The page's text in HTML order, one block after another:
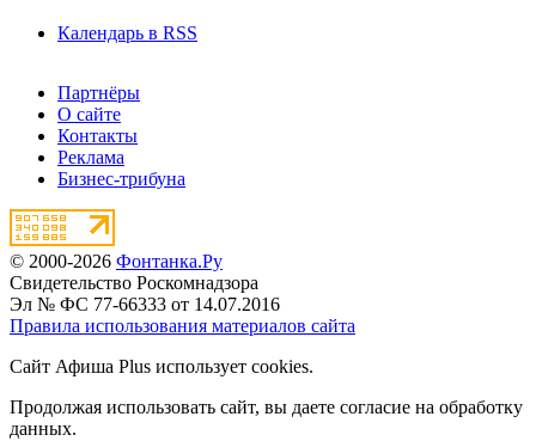
Календарь в RSS
Партнёры
О сайте
Контакты
Реклама
Бизнес-трибуна
© 2000-2026 Фонтанка.Ру
Свидетельство Роскомнадзора
Эл № ФС 77-66333 от 14.07.2016
Правила использования материалов сайта
Сайт Афиша Plus использует cookies.
Продолжая использовать сайт, вы даете согласие на обработку
данных.